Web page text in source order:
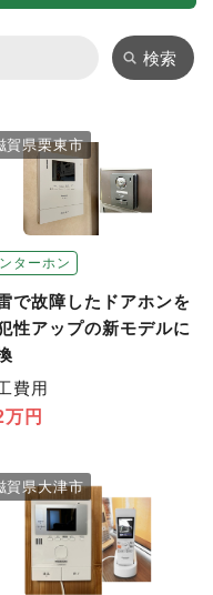
検索
ターホン
賀県栗東市
で故障したドアホンを
性アップの新モデルに
費用
万円
賀県大津市